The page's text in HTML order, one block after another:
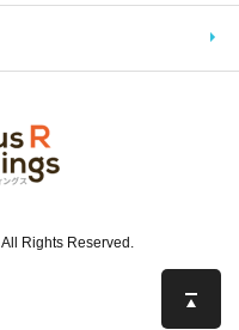
Rights Reserved.